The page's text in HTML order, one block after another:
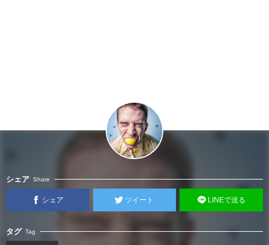
シェア Share
シェア ツイート LINEで送る
タグ Tag